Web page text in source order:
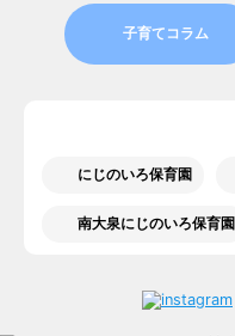
子育てコラム
にじのいろ保育園
南大泉にじのいろ保育園